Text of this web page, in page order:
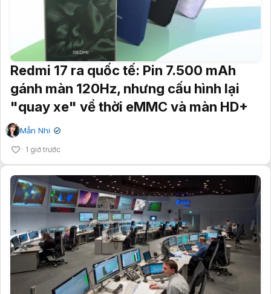
Redmi 17 ra quốc tế: Pin 7.500 mAh
gánh màn 120Hz, nhưng cấu hình lại
"quay xe" về thời eMMC và màn HD+
Mẫn Nhi ✔
1 giờ trước